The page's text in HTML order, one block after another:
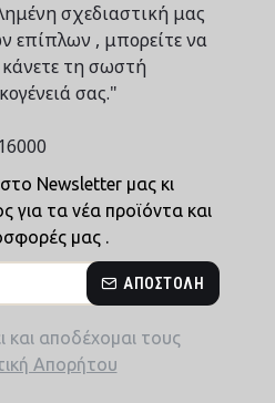
σχεδιαστική μας
επίπλων , μπορείτε να
κάνετε τη σωστή
σας."
Newsletter μας κι
για τα νέα προϊόντα και
μας .
ΑΠΟΣΤΟΛΉ
και αποδέχομαι τους
Απορήτου